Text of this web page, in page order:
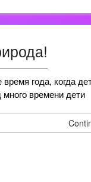
года, когда
времени дети